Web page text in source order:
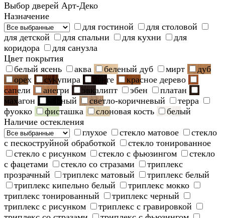
Выбор дверей Арт-Деко
Назначение
для гостиной
для столовой
для детской
для спальни для кухни
для
коридора
для санузла
Цвет покрытия
белый ясень
аква беленый дуб мирт
дуб
орех
сукупира венге
красное дерево
сапели
анегри эвкалипт эбен
платан
махагон
черный светло-коричневый
терра
фуокко
фисташка слоновая кость
белый
Наличие остекления
глухое
стекло матовое
стекло
с пескоструйной обработкой
стекло тонированное
стекло с рисунком
стекло с фьюзингом
стекло
с фацетами
стекло со стразами
триплекс
прозрачный
триплекс матовый
триплекс белый
триплекс кипельно белый
триплекс мокко
триплекс тонированный
триплекс черный
триплекс с рисунком
триплекс с гравировкой